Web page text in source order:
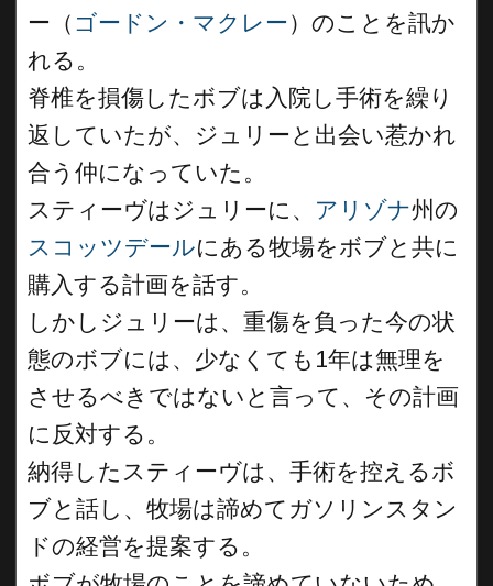
ー（ ゴードン・マクレー）のことを訊か
れる。
脊椎を損傷したボブは入院し手術を繰り
返していたが、ジュリーと出会い惹かれ
合う仲になっていた。
スティーヴはジュリーに、 アリゾナ州の
スコッツデールにある牧場をボブと共に
購入する計画を話す。
しかしジュリーは、重傷を負った今の状
態のボブには、少なくても1年は無理を
させるべきではないと言って、その計画
に反対する。
納得したスティーヴは、手術を控えるボ
ブと話し、牧場は諦めてガソリンスタン
ドの経営を提案する。